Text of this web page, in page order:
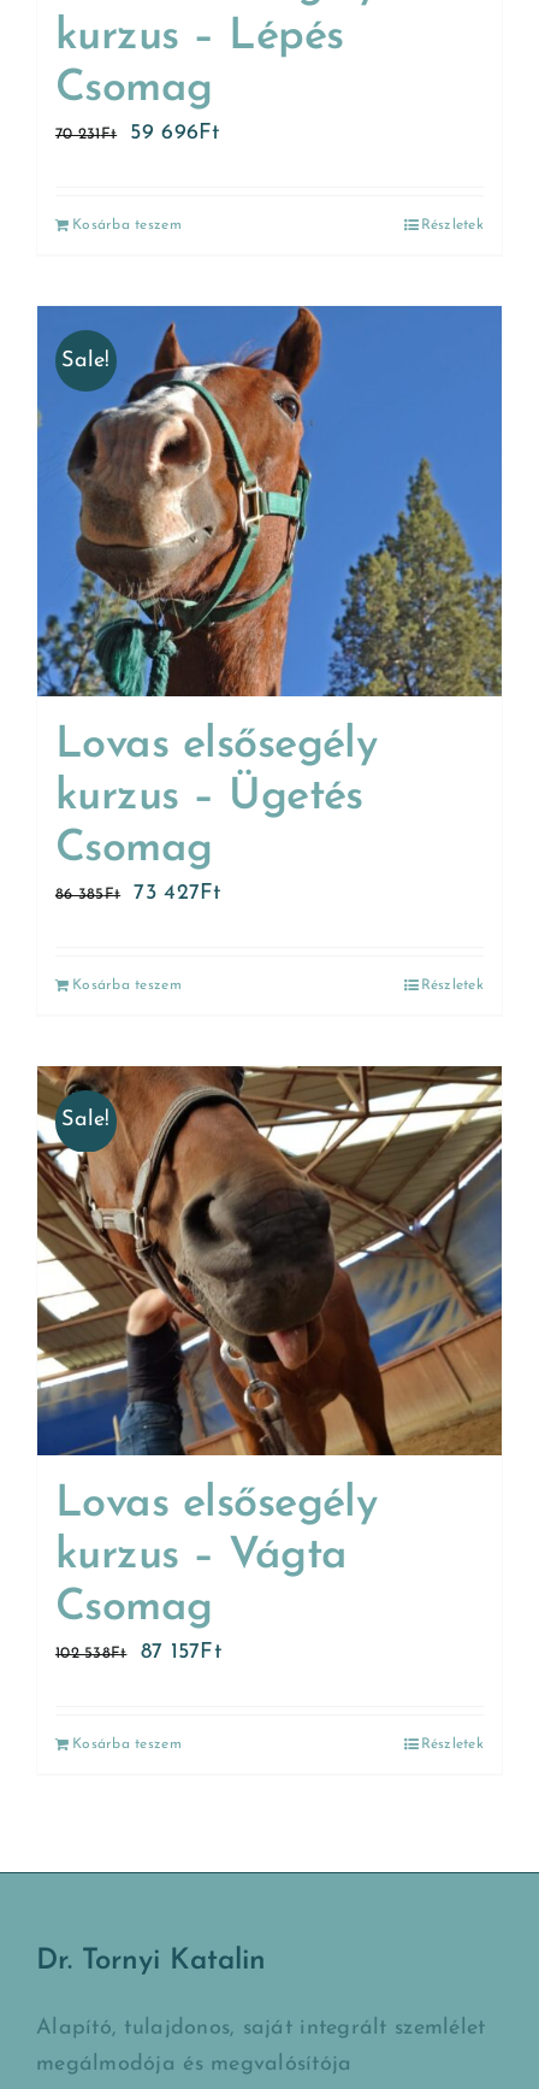
kurzus – Lépés
Csomag
70 231Ft 59 696Ft
Kosárba teszem Részletek
Sale!
Lovas elsősegély
kurzus – Ügetés
Csomag
86 385Ft 73 427Ft
Kosárba teszem Részletek
Sale!
Lovas elsősegély
kurzus – Vágta
Csomag
102 538Ft 87 157Ft
Kosárba teszem Részletek
Dr. Tornyi Katalin
Alapító, tulajdonos, saját integrált szemlélet
megálmodója és megvalósítója